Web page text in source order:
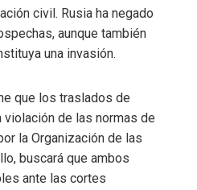
civil. Rusia ha negado
aunque también
una invasión.
que los traslados de
violación de las normas de
la Organización de las
buscará que ambos
ante las cortes